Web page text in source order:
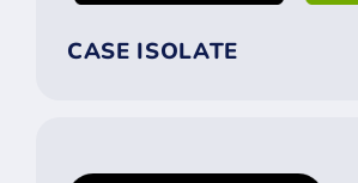
CASE ISOLATE